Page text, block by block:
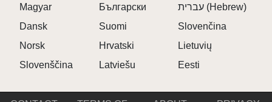
\r\n
F: Wie viele Charaktere sind enthalten?
A:Das Spiel bietet 20 farbenfrohe Charaktere wie
Raddy, Vineria und Pinki.
Magyar Български
עברית (Hebrew)
Dansk
Suomi
Slovenčina
Norsk
Hrvatski
Lietuvių
Slovenščina
Latviešu Eesti